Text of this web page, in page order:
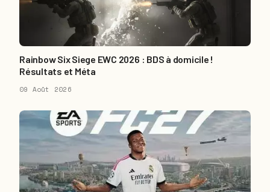
Rainbow Six Siege EWC 2026 : BDS à domicile !
Résultats et Méta
09 Août 2026